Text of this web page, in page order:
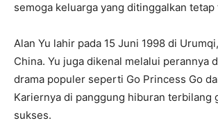
semoga keluarga yang ditinggalkan tetap
Alan Yu lahir pada 15 Juni 1998 di
China. Yu juga dikenal melalui perannya
drama populer seperti Go Princess Go
Kariernya di panggung hiburan terbilang
sukses.